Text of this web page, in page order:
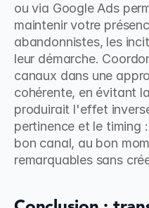
ou via Google Ads
maintenir votre
abandonnistes, les
leur démarche.
canaux dans une
cohérente, en évitant
produirait l'effet
pertinence et le timing
bon canal, au bon
remarquables sans